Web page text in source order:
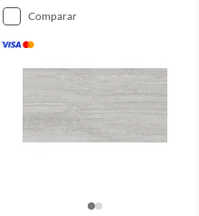
comparar